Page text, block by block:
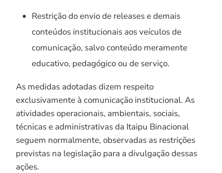
Restrição do envio de releases e demais
conteúdos institucionais aos veículos de
comunicação, salvo conteúdo meramente
educativo, pedagógico ou de serviço.
As medidas adotadas dizem respeito
exclusivamente à comunicação institucional. As
atividades operacionais, ambientais, sociais,
técnicas e administrativas da Itaipu Binacional
seguem normalmente, observadas as restrições
previstas na legislação para a divulgação dessas
ações.